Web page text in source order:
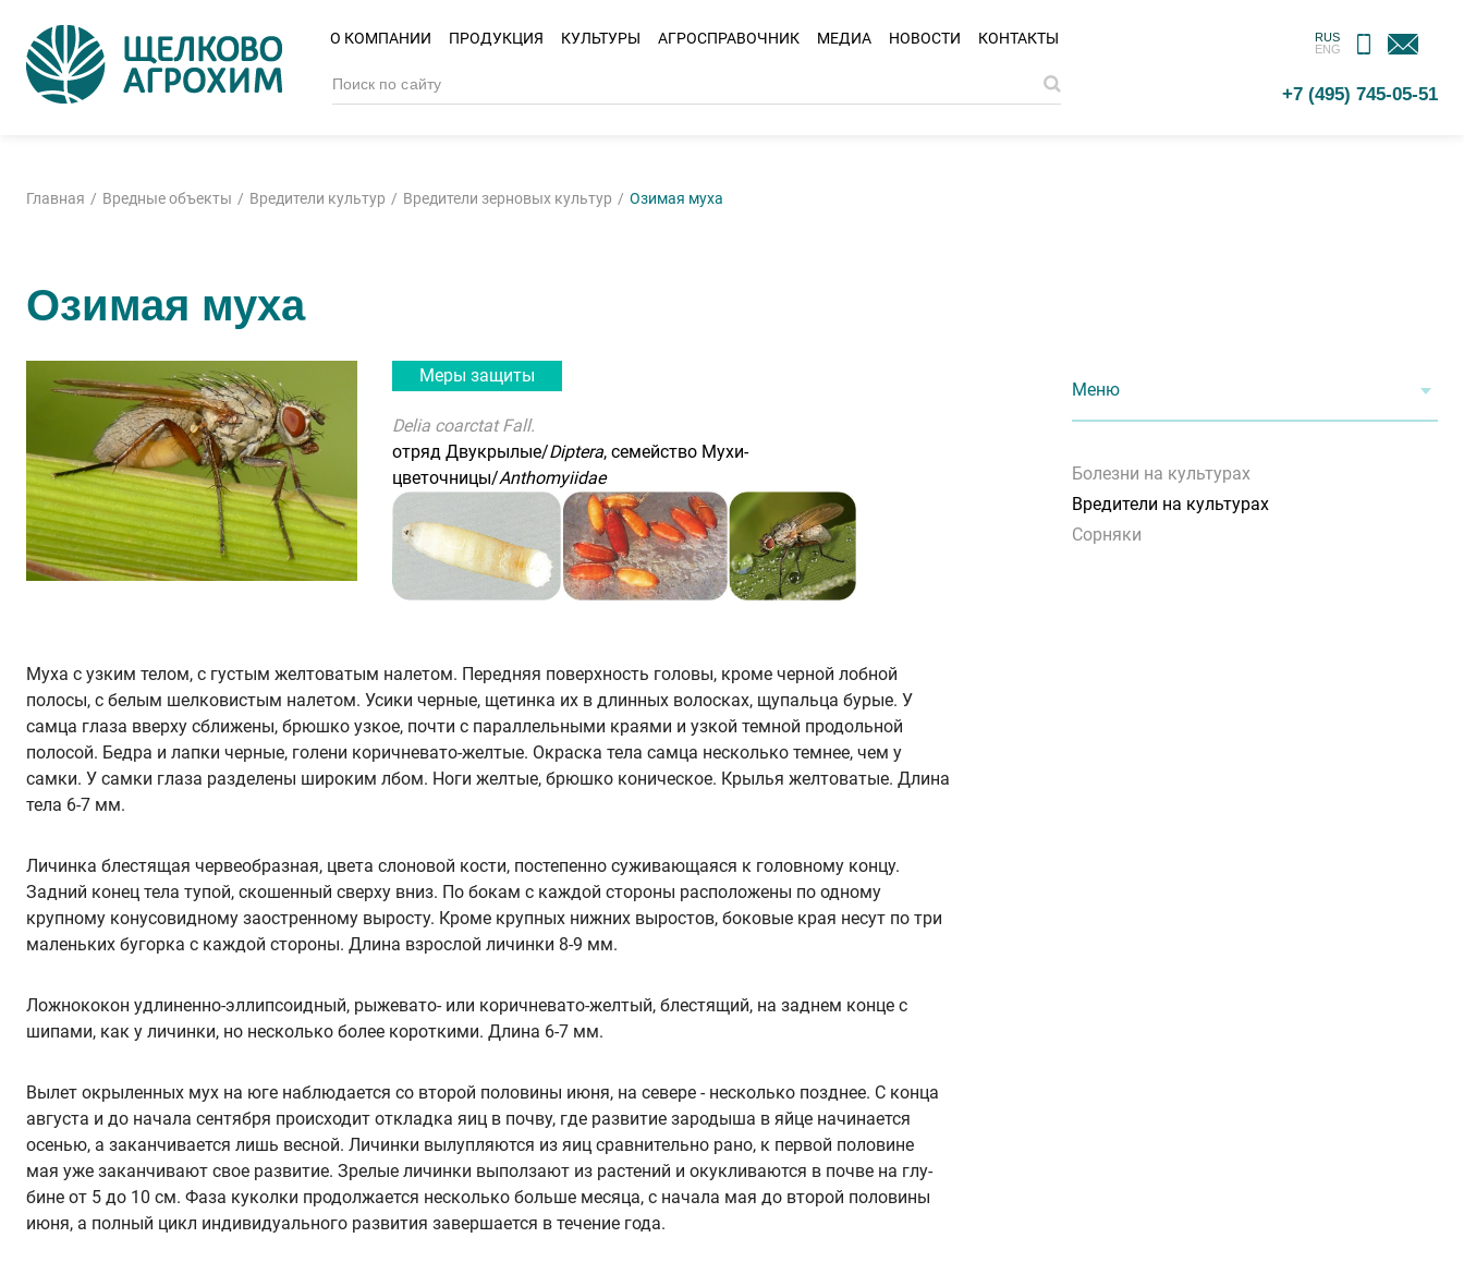
О КОМПАНИИ ПРОДУКЦИЯ КУЛЬТУРЫ АГРОСПРАВОЧНИК МЕДИА НОВОСТИ КОНТАКТЫ
RUS
ENG
МОБИЛЬНОЕ
ПРИЛОЖЕНИЕ
ОБРАТНАЯ
СВЯЗЬ
+7 (495) 745-05-51
Главная Вредные объекты Вредители культур Вредители зерновых культур Озимая муха
Озимая муха
Меры защиты
Delia coarctat Fall.
отряд Двукрылые/Diptera, семейство Мухи-
цветочницы/Anthomyiidae
Муха с узким телом, с густым желтоватым налетом. Передняя поверхность головы, кроме черной лобной
полосы, с белым шелковистым налетом. Усики черные, щетинка их в длинных волосках, щупальца бурые. У
самца глаза вверху сближены, брюшко узкое, почти с параллельными краями и узкой темной продольной
полосой. Бедра и лапки черные, голени коричневато-желтые. Окраска тела самца несколько темнее, чем у
самки. У самки глаза раз­делены широким лбом. Ноги желтые, брюшко кони­ческое. Крылья желтоватые. Длина
тела 6-7 мм.
Личинка блестящая червеобразная, цвета слоновой кости, посте­пенно суживающаяся к головному концу.
Задний конец тела тупой, ско­шенный сверху вниз. По бокам с каждой стороны располо­жены по одному
крупному конусовидному заострен­ному выросту. Кроме крупных нижних выростов, боковые края несут по три
маленьких бугорка с каждой стороны. Длина взрослой личинки 8-9 мм.
Ложнококон удлиненно-эллипсоидный, рыжевато- или коричневато-желтый, блестящий, на заднем конце с
шипами, как у личинки, но не­сколько более короткими. Длина 6-7 мм.
Вылет окрыленных мух на юге наблюдается со второй половины июня, на севере - несколько позднее. С конца
августа и до начала сентября происходит откладка яиц в почву, где развитие заро­дыша в яйце начинается
осенью, а заканчивается лишь весной. Личинки вылупляются из яиц сравнительно рано, к первой половине
мая уже заканчивают свое развитие. Зрелые личинки выползают из растений и окукливаются в почве на глу­
бине от 5 до 10 см. Фаза куколки продолжается несколько больше ме­сяца, с начала мая до второй половины
июня, а полный цикл индиви­дуального развития завершается в течение года.
Меню
Болезни на культурах
Вредители на культурах
Сорняки